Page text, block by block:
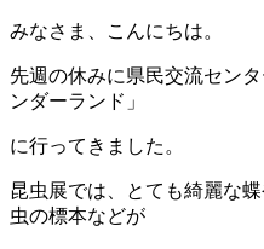
みなさま、こんにちは。
先週の休みに県民交流セン
ンダーランド」
に行ってきました。
昆虫展では、とても綺麗な
虫の標本などが